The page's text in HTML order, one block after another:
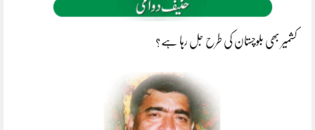
کشمیر بھی بلوچستان کی طرح جل رہا ہے؟